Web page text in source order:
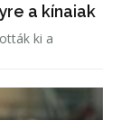
a kínaiak
ki a